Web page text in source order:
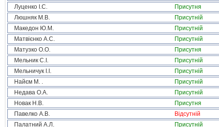
Луценко І.С.
Присутня
Люшняк М.В.
Присутній
Македон Ю.М.
Присутній
Матвієнко А.С.
Присутній
Матузко О.О.
Присутня
Мельник С.І.
Присутній
Мельничук І.І.
Присутній
Найєм М. .
Присутній
Недава О.А.
Присутній
Новак Н.В.
Присутня
Павелко А.В.
Відсутній
Палатний А.Л.
Присутній